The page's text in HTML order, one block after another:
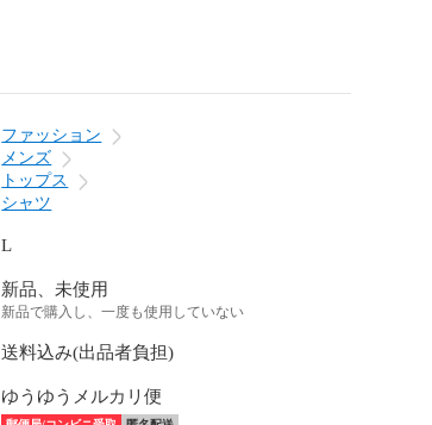
ファッション
メンズ
トップス
シャツ
L
新品、未使用
新品で購入し、一度も使用していない
送料込み(出品者負担)
ゆうゆうメルカリ便